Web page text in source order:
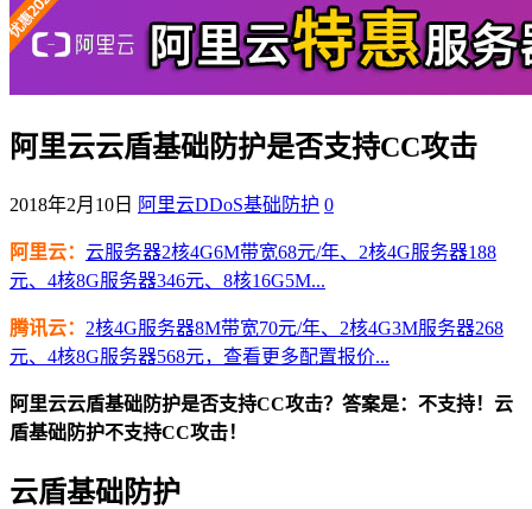
阿里云云盾基础防护是否支持CC攻击
2018年2月10日 阿里云DDoS基础防护 0
阿里云： 云服务器2核4G6M带宽68元/年、2核4G服务器188
元、4核8G服务器346元、8核16G5M...
腾讯云： 2核4G服务器8M带宽70元/年、2核4G3M服务器268
元、4核8G服务器568元，查看更多配置报价...
阿里云云盾基础防护是否支持CC攻击？答案是：不支持！云
盾基础防护不支持CC攻击！
云盾基础防护